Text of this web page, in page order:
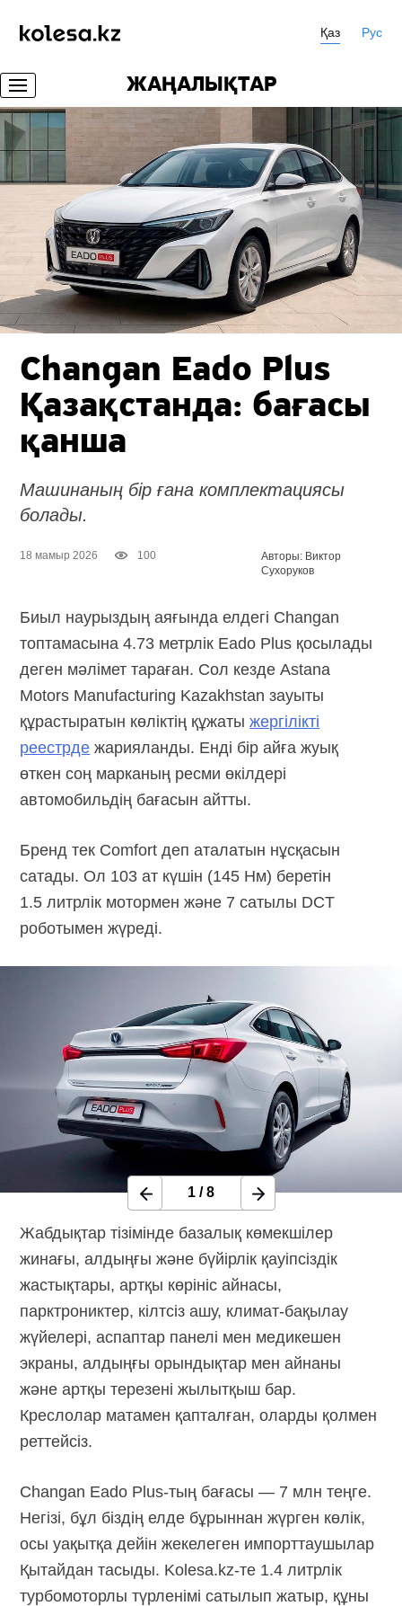
Қаз Рус
ЖАҢАЛЫҚТАР
Changan Eado Plus
Қазақстанда: бағасы
қанша
Машинаның бір ғана комплектациясы
болады.
18 мамыр 2026 100
Авторы: Виктор
Сухоруков
Биыл наурыздың аяғында елдегі Changan
топтамасына 4.73 метрлік Eado Plus қосылады
деген мәлімет тараған. Сол кезде Astana
Motors Manufacturing Kazakhstan зауыты
құрастыратын көліктің құжатыжергілікті
реестрде жарияланды. Енді бір айға жуық
өткен соң марканың ресми өкілдері
автомобильдің бағасын айтты.
Бренд тек Comfort деп аталатын нұсқасын
сатады. Ол 103 ат күшін (145 Нм) беретін
1.5 литрлік мотормен және 7 сатылы DCT
роботымен жүреді.
1 /8
Жабдықтар тізімінде базалық көмекшілер
жинағы, алдыңғы және бүйірлік қауіпсіздік
жастықтары, артқы көрініс айнасы,
парктрониктер, кілтсіз ашу, климат-бақылау
жүйелері, аспаптар панелі мен медикешен
экраны, алдыңғы орындықтар мен айнаны
және артқы терезені жылытқыш бар.
Креслолар матамен қапталған, оларды қолмен
реттейсіз.
Changan Eado Plus-тың бағасы — 7 млн теңге.
Негізі, бұл біздің елде бұрыннан жүрген көлік,
осы уақытқа дейін жекелеген импорттаушылар
Қытайдан тасыды. Kolesa.kz-те 1.4 литрлік
турбомоторлы түрленімі сатылып жатыр, құны